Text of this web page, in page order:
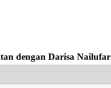
dengan Darisa Nailufar